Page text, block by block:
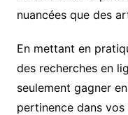
nuancées que des
En mettant en
des recherches en
seulement gagner
pertinence dans